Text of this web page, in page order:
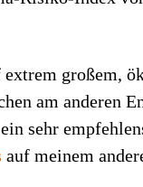
großem,
am anderen
sehr
auf meinem